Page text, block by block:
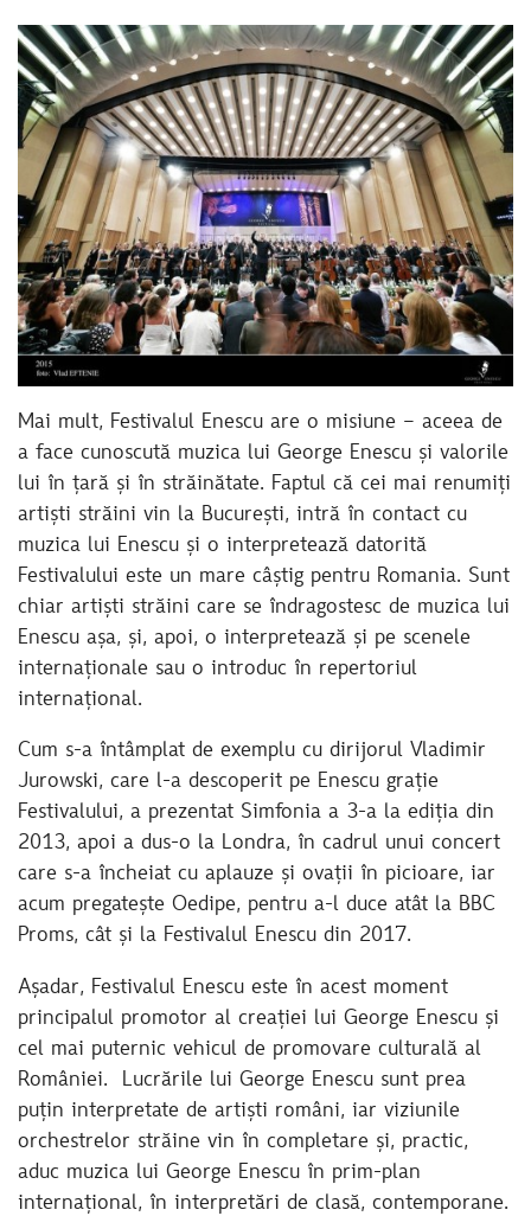
Mai mult, Festivalul Enescu are o misiune – aceea de
a face cunoscută muzica lui George Enescu și valorile
lui în țară și în străinătate. Faptul că cei mai renumiți
artiști străini vin la București, intră în contact cu
muzica lui Enescu și o interpretează datorită
Festivalului este un mare câștig pentru Romania. Sunt
chiar artiști străini care se îndragostesc de muzica lui
Enescu așa, și, apoi, o interpretează și pe scenele
internaționale sau o introduc în repertoriul
internațional.
Cum s-a întâmplat de exemplu cu dirijorul Vladimir
Jurowski, care l-a descoperit pe Enescu grație
Festivalului, a prezentat Simfonia a 3-a la ediția din
2013, apoi a dus-o la Londra, în cadrul unui concert
care s-a încheiat cu aplauze și ovații în picioare, iar
acum pregatește Oedipe, pentru a-l duce atât la BBC
Proms, cât și la Festivalul Enescu din 2017.
Așadar, Festivalul Enescu este în acest moment
principalul promotor al creației lui George Enescu și
cel mai puternic vehicul de promovare culturală al
României. Lucrările lui George Enescu sunt prea
puțin interpretate de artiști români, iar viziunile
orchestrelor străine vin în completare și, practic,
aduc muzica lui George Enescu în prim-plan
internațional, în interpretări de clasă, contemporane.